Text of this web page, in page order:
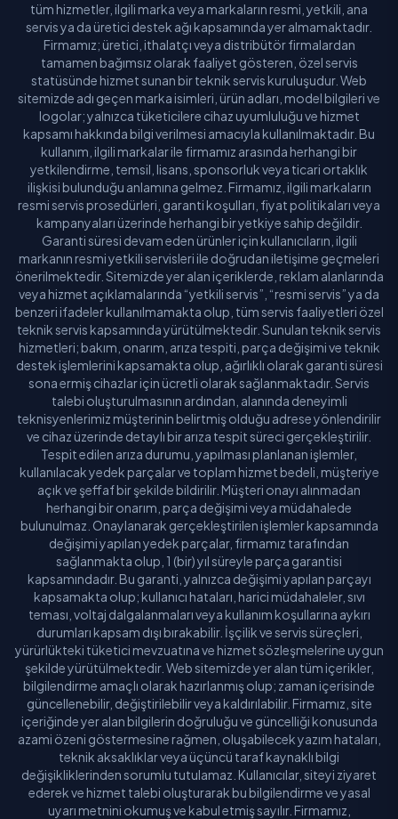
tüm hizmetler, ilgili marka veya markaların resmi, yetkili, ana
servis ya da üretici destek ağı kapsamında yer almamaktadır.
Firmamız; üretici, ithalatçı veya distribütör firmalardan
tamamen bağımsız olarak faaliyet gösteren, özel servis
statüsünde hizmet sunan bir teknik servis kuruluşudur. Web
sitemizde adı geçen marka isimleri, ürün adları, model bilgileri ve
logolar; yalnızca tüketicilere cihaz uyumluluğu ve hizmet
kapsamı hakkında bilgi verilmesi amacıyla kullanılmaktadır. Bu
kullanım, ilgili markalar ile firmamız arasında herhangi bir
yetkilendirme, temsil, lisans, sponsorluk veya ticari ortaklık
ilişkisi bulunduğu anlamına gelmez. Firmamız, ilgili markaların
resmi servis prosedürleri, garanti koşulları, fiyat politikaları veya
kampanyaları üzerinde herhangi bir yetkiye sahip değildir.
Garanti süresi devam eden ürünler için kullanıcıların, ilgili
markanın resmi yetkili servisleri ile doğrudan iletişime geçmeleri
önerilmektedir. Sitemizde yer alan içeriklerde, reklam alanlarında
veya hizmet açıklamalarında “yetkili servis”, “resmi servis” ya da
benzeri ifadeler kullanılmamakta olup, tüm servis faaliyetleri özel
teknik servis kapsamında yürütülmektedir. Sunulan teknik servis
hizmetleri; bakım, onarım, arıza tespiti, parça değişimi ve teknik
destek işlemlerini kapsamakta olup, ağırlıklı olarak garanti süresi
sona ermiş cihazlar için ücretli olarak sağlanmaktadır. Servis
talebi oluşturulmasının ardından, alanında deneyimli
teknisyenlerimiz müşterinin belirtmiş olduğu adrese yönlendirilir
ve cihaz üzerinde detaylı bir arıza tespit süreci gerçekleştirilir.
Tespit edilen arıza durumu, yapılması planlanan işlemler,
kullanılacak yedek parçalar ve toplam hizmet bedeli, müşteriye
açık ve şeffaf bir şekilde bildirilir. Müşteri onayı alınmadan
herhangi bir onarım, parça değişimi veya müdahalede
bulunulmaz. Onaylanarak gerçekleştirilen işlemler kapsamında
değişimi yapılan yedek parçalar, firmamız tarafından
sağlanmakta olup, 1 (bir) yıl süreyle parça garantisi
kapsamındadır. Bu garanti, yalnızca değişimi yapılan parçayı
kapsamakta olup; kullanıcı hataları, harici müdahaleler, sıvı
teması, voltaj dalgalanmaları veya kullanım koşullarına aykırı
durumları kapsam dışı bırakabilir. İşçilik ve servis süreçleri,
yürürlükteki tüketici mevzuatına ve hizmet sözleşmelerine uygun
şekilde yürütülmektedir. Web sitemizde yer alan tüm içerikler,
bilgilendirme amaçlı olarak hazırlanmış olup; zaman içerisinde
güncellenebilir, değiştirilebilir veya kaldırılabilir. Firmamız, site
içeriğinde yer alan bilgilerin doğruluğu ve güncelliği konusunda
azami özeni göstermesine rağmen, oluşabilecek yazım hataları,
teknik aksaklıklar veya üçüncü taraf kaynaklı bilgi
değişikliklerinden sorumlu tutulamaz. Kullanıcılar, siteyi ziyaret
ederek ve hizmet talebi oluşturarak bu bilgilendirme ve yasal
uyarı metnini okumuş ve kabul etmiş sayılır. Firmamız,